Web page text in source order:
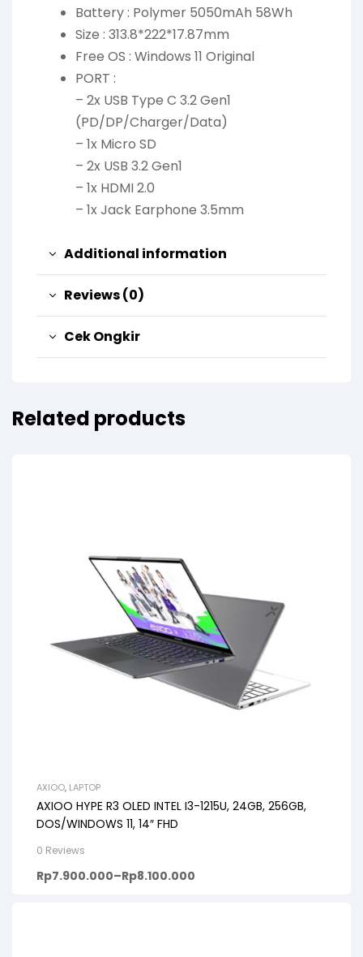
Battery : Polymer 5050mAh 58Wh
Size : 313.8*222*17.87mm
Free OS : Windows 11 Original
PORT :
– 2x USB Type C 3.2 Gen1
(PD/DP/Charger/Data)
– 1x Micro SD
– 2x USB 3.2 Gen1
– 1x HDMI 2.0
– 1x Jack Earphone 3.5mm
Additional information
Reviews (0)
Cek Ongkir
Related products
AXIOO, LAPTOP
AXIOO HYPE R3 OLED INTEL I3-1215U, 24GB, 256GB,
DOS/WINDOWS 11, 14″ FHD
0 Reviews
Rp7.900.000–Rp8.100.000